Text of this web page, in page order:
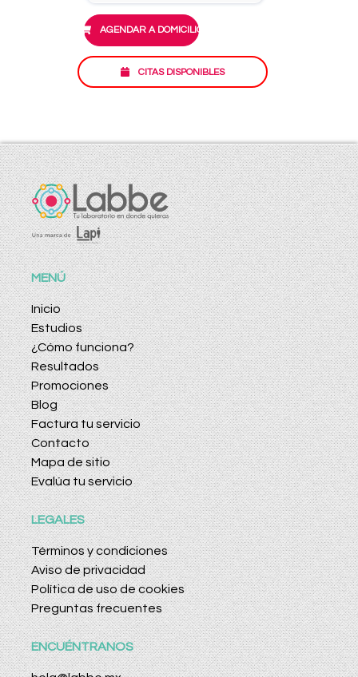
AGENDAR A DOMICILIO
CITAS DISPONIBLES
MENÚ
Inicio
Estudios
¿Cómo funciona?
Resultados
Promociones
Blog
Factura tu servicio
Contacto
Mapa de sitio
Evalúa tu servicio
LEGALES
Términos y condiciones
Aviso de privacidad
Política de uso de cookies
Preguntas frecuentes
ENCUÉNTRANOS